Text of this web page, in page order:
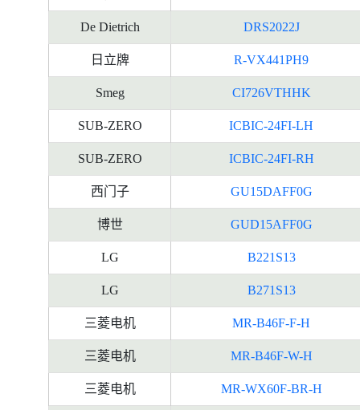
De Dietrich DRS2022J
日立牌 R-VX441PH9
Smeg CI726VTHHK
SUB-ZERO ICBIC-24FI-LH
SUB-ZERO ICBIC-24FI-RH
西门子 GU15DAFF0G
博世 GUD15AFF0G
LG B221S13
LG B271S13
三菱电机 MR-B46F-F-H
三菱电机 MR-B46F-W-H
三菱电机 MR-WX60F-BR-H